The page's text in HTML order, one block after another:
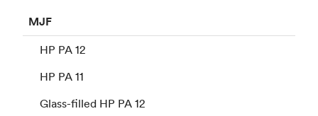
MJF
HP PA 12
HP PA 11
Glass-filled HP PA 12